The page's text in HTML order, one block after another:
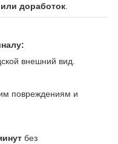
доработок
внешний вид.
повреждениям и
без